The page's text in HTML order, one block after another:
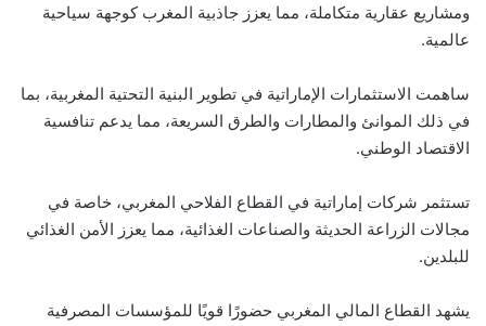
ومشاريع عقارية متكاملة، مما يعزز جاذبية المغرب كوجهة سياحية
عالمية.
ساهمت الاستثمارات الإماراتية في تطوير البنية التحتية المغربية، بما
في ذلك الموانئ والمطارات والطرق السريعة، مما يدعم تنافسية
الاقتصاد الوطني.
تستثمر شركات إماراتية في القطاع الفلاحي المغربي، خاصة في
مجالات الزراعة الحديثة والصناعات الغذائية، مما يعزز الأمن الغذائي
للبلدين.
يشهد القطاع المالي المغربي حضورًا قويًا للمؤسسات المصرفية